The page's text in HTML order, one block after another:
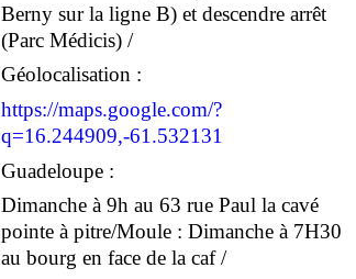
Berny sur la ligne B) et descendre arrêt
(Parc Médicis) /
Géolocalisation :
https://maps.google.com/?
q=16.244909,-61.532131
Guadeloupe :
Dimanche à 9h au 63 rue Paul la cavé
pointe à pitre/Moule : Dimanche à 7H30
au bourg en face de la caf /